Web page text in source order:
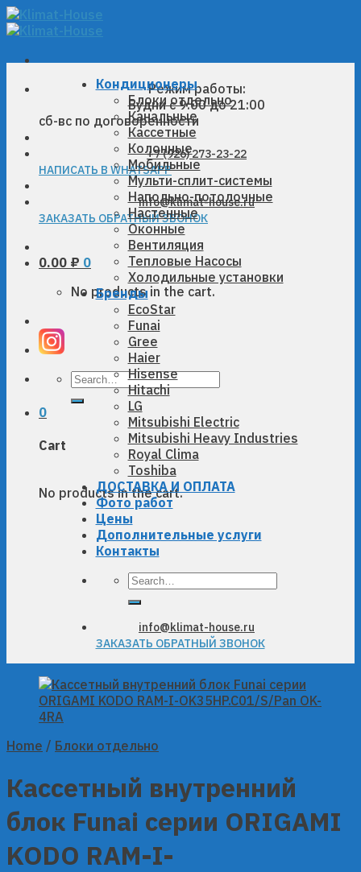
Skip
to
Режим работы:
Будни с 9:00 до 21:00
сб-вс по договоренности
+7 (926) 273-23-22
НАПИСАТЬ В WHATSAPP
info@klimat-house.ru
ЗАКАЗАТЬ ОБРАТНЫЙ ЗВОНОК
0.00 ₽ 0
No products in the cart.
Search
0
Cart
No products in the cart.
Кондиционеры
Блоки отдельно
Канальные
Кассетные
Колонные
Мобильные
Мульти-сплит-системы
Напольно-потолочные
Настенные
Оконные
Вентиляция
Тепловые Насосы
Холодильные установки
Бренды
EcoStar
Funai
Gree
Haier
Hisense
Hitachi
LG
Mitsubishi Electric
Mitsubishi Heavy Industries
Royal Clima
Toshiba
ДОСТАВКА И ОПЛАТА
Фото работ
Цены
Дополнительные услуги
Контакты
Search
info@klimat-house.ru
ЗАКАЗАТЬ ОБРАТНЫЙ ЗВОНОК
Home / Блоки отдельно
Кассетный внутренний
блок Funai серии ORIGAMI
KODO RAM-I-